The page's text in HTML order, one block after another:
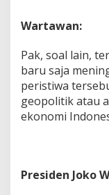
Wartawan:
Pak, soal lain,
baru saja
peristiwa
geopolitik atau
ekonomi
Presiden Joko